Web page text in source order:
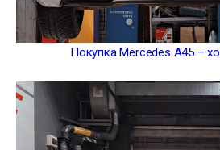
Покупка Mercedes A45 –